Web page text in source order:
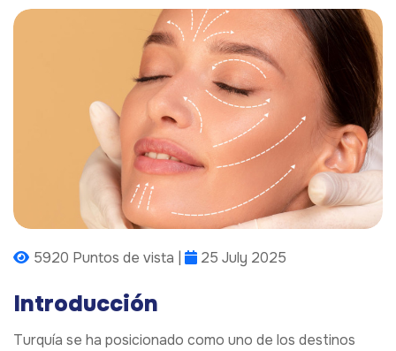
5920 Puntos de vista | 25 July 2025
Introducción
Turquía se ha posicionado como uno de los destinos